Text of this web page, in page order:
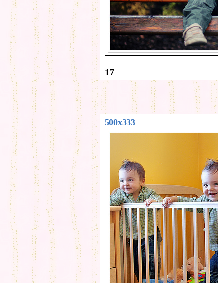
17
500x333